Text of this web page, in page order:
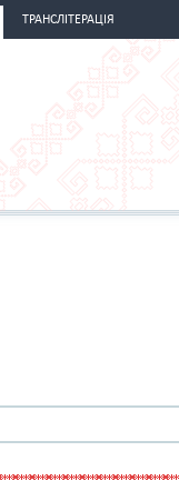
ТРАНСЛІТЕРАЦІЯ